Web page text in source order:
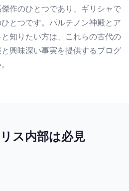
作のひとつであり、ギリシャで
とつです。パルテノン神殿とア
知りたい方は、これらの古代の
興味深い事実を提供するブログ
ス内部は必見